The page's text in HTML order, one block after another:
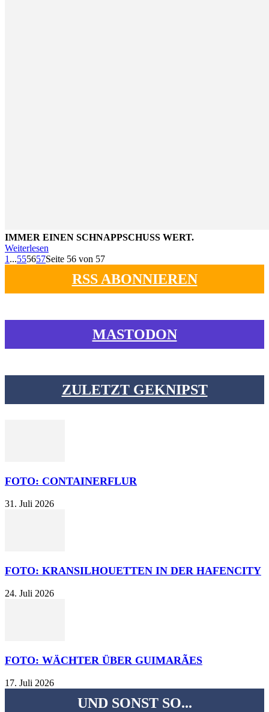
IMMER EINEN SCHNAPPSCHUSS WERT.
Weiterlesen
1 ...555657Seite 56 von 57
RSS ABONNIEREN
MASTODON
ZULETZT GEKNIPST
FOTO: CONTAINERFLUR
31. Juli 2026
FOTO: KRANSILHOUETTEN IN DER HAFENCITY
24. Juli 2026
FOTO: WÄCHTER ÜBER GUIMARÃES
17. Juli 2026
UND SONST SO...